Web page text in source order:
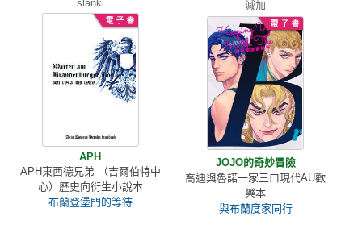
slanki
APH
APH東西德兄弟 （吉爾伯特中
心）歷史向衍生小說本
布蘭登堡門的等待
減加
JOJO的奇妙冒險
喬迪與魯諾一家三口現代AU歡
樂本
與布蘭度家同行